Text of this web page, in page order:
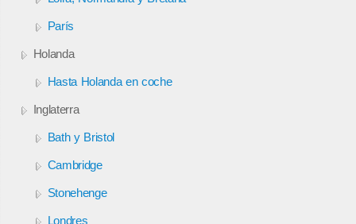
París
Holanda
Hasta Holanda en coche
Inglaterra
Bath y Bristol
Cambridge
Stonehenge
Londres